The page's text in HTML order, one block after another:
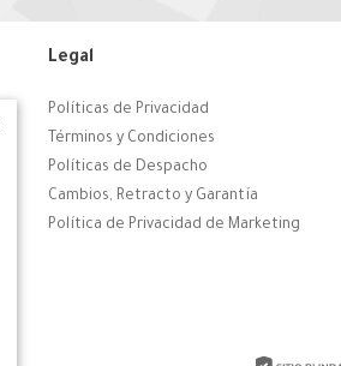
Legal
Políticas de Privacidad
Términos y Condiciones
Políticas de Despacho
Cambios, Retracto y Garantía
Política de Privacidad de Marketing